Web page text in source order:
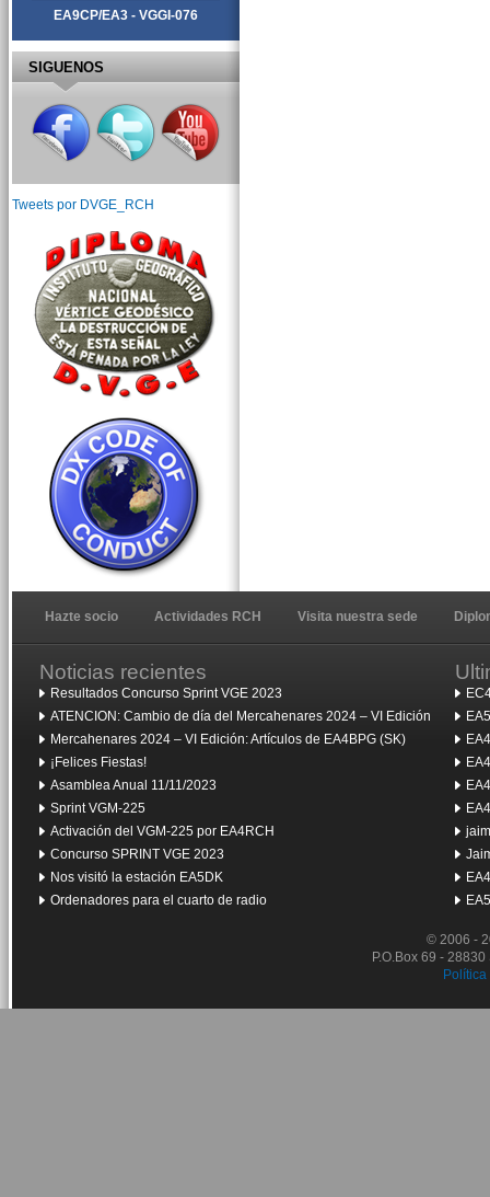
EA9CP/EA3 - VGGI-076
SIGUENOS
Tweets por DVGE_RCH
Hazte socio Actividades RCH Visita nuestra sede
Noticias recientes
Resultados Concurso Sprint VGE 2023
ATENCION: Cambio de día del Mercahenares 2024 – VI Edición
Mercahenares 2024 – VI Edición: Artículos de EA4BPG (SK)
¡Felices Fiestas!
Asamblea Anual 11/11/2023
Sprint VGM-225
Activación del VGM-225 por EA4RCH
Concurso SPRINT VGE 2023
Nos visitó la estación EA5DK
Ordenadores para el cuarto de radio
© 2006 -
P.O.Box 69 -